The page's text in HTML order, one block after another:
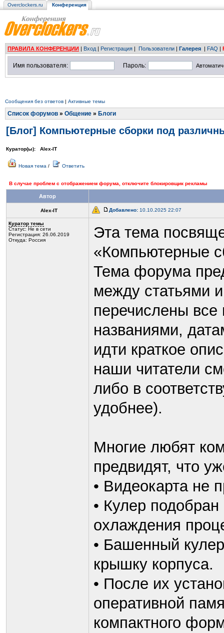
Overclockers.ru Конференция
ПРАВИЛА КОНФЕРЕНЦИИ | Вход | Регистрация | Пользователи | Галерея | FAQ |
Имя пользователя: Пароль:
Сообщения без ответов | Активные темы
Список форумов » Общение » Блоги
[Блог] Компьютерные сборки под
Куратор(ы): Alex-IT
Новая тема / Ответить
В случае проблем с отображением форума, отключите блокировщик рекламы
Автор
Alex-IT Добавлено: 10.10.2025 22:07
Куратор темы
Статус: Не в сети
Регистрация: 26.06.2019
Откуда: Россия
Эта тема
«Компьютерные
Тема форума
между статьями
перечислены
названиями,
идти краткое
наши читатели
либо в
удобнее).
Многие любят
предвидят, что
• Видеокарта не
• Кулер
охлаждения
• Башенный
крышку корпуса.
• После их
оперативной
компактного